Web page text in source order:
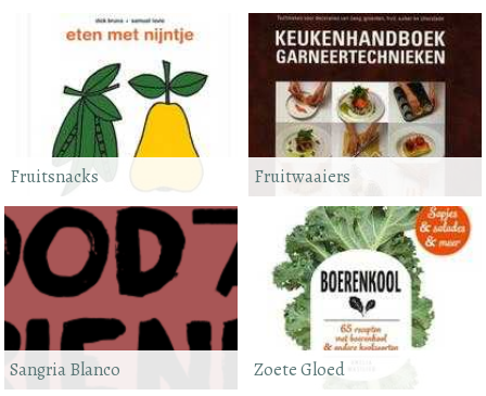
Fruitwaaiers
Fruitsnacks
Zoete Gloed
Sangria Blanco